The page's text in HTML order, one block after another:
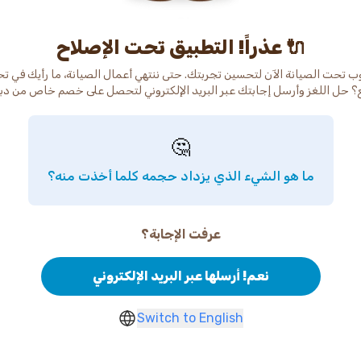
عذراً! التطبيق تحت الإصلاح 🔌
تحت الصيانة الآن لتحسين تجربتك. حتى ننتهي أعمال الصيانة، ما رأيك في
🤔
ما هو الشيء الذي يزداد حجمه كلما أخذت منه؟
عرفت الإجابة؟
نعم! أرسلها عبر البريد الإلكتروني
Switch to English